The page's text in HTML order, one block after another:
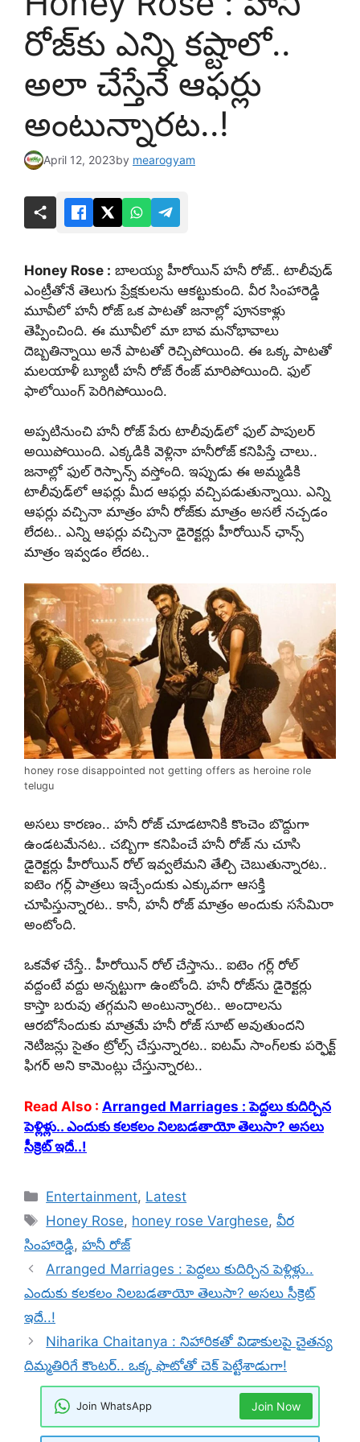
రోజ్‌కు ఎన్ని కష్టాలో..
అలా చేస్తేనే ఆఫర్లు
అంటున్నారట..!
April 12, 2023by mearogyam
Honey Rose : బాలయ్య హీరోయిన్ హనీ రోజ్‌.. టాలీవుడ్
ఎంట్రీతోనే తెలుగు ప్రేక్షకులను ఆకట్టుకుంది. వీర సింహారెడ్డి
మూవీలో హనీ రోజ్ ఒక పాటతో జనాల్లో పూనకాళ్లు
తెప్పించింది. ఈ మూవీలో మా బావ మనోభావాలు
దెబ్బతిన్నాయి అనే పాటతో రెచ్చిపోయింది. ఈ ఒక్క పాటతో
మలయాళీ బ్యూటీ హనీ రోజ్ రేంజ్ మారిపోయింది. ఫుల్
ఫాలోయింగ్ పెరిగిపోయింది.
అప్పటినుంచి హనీ రోజ్ పేరు టాలీవుడ్‌లో ఫుల్ పాపులర్
అయిపోయింది. ఎక్కడికి వెళ్లినా హనీరోజ్ కనిపిస్తే చాలు..
జనాల్లో ఫుల్ రెస్పాన్స్ వస్తోంది. ఇప్పుడు ఈ అమ్మడికి
టాలీవుడ్‌లో ఆఫర్లు మీద ఆఫర్లు వచ్చిపడుతున్నాయి. ఎన్ని
ఆఫర్లు వచ్చినా మాత్రం హనీ రోజ్‌కు మాత్రం అసలే నచ్చడం
లేదట.. ఎన్ని ఆఫర్లు వచ్చినా డైరెక్టర్లు హీరోయిన్ ఛాన్స్
మాత్రం ఇవ్వడం లేదట..
honey rose disappointed not getting offers as heroine role
telugu
అసలు కారణం.. హనీ రోజ్ చూడటానికి కొంచెం బొద్దుగా
ఉండటమేనట.. చబ్బిగా కనిపించే హనీ రోజ్ ను చూసి
డైరెక్టర్లు హీరోయిన్ రోల్ ఇవ్వలేమని తేల్చి చెబుతున్నారట..
ఐటెం గర్ల్ పాత్రలు ఇచ్చేందుకు ఎక్కువగా ఆసక్తి
చూపిస్తున్నారట.. కానీ, హనీ రోజ్ మాత్రం అందుకు ససేమిరా
అంటోంది.
ఒకవేళ చేస్తే.. హీరోయిన్ రోల్ చేస్తాను.. ఐటెం గర్ల్ రోల్
వద్దంటే వద్దు అన్నట్టుగా ఉంటోంది. హనీ రోజ్‌ను డైరెక్టర్లు
కాస్తా బరువు తగ్గమని అంటున్నారట.. అందాలను
ఆరబోసేందుకు మాత్రమే హనీ రోజ్ సూట్ అవుతుందని
నెటిజన్లు సైతం ట్రోల్స్ చేస్తున్నారట.. ఐటమ్ సాంగ్‌లకు పర్ఫెక్ట్
ఫిగర్ అని కామెంట్లు చేస్తున్నారట..
Read Also : Arranged Marriages : పెద్దలు కుదిర్చిన
పెళ్లిళ్లు.. ఎందుకు కలకలం నిలబడతాయో తెలుసా? అసలు
సీక్రెట్ ఇదే..!
Categories
Entertainment, Latest
Tags
Honey Rose, honey rose Varghese,వీర
సింహారెడ్డి, హనీ రోజ్‌
Arranged Marriages : పెద్దలు కుదిర్చిన పెళ్లిళ్లు..
ఎందుకు కలకలం నిలబడతాయో తెలుసా? అసలు సీక్రెట్
ఇదే..!
Niharika Chaitanya : నిహారికతో విడాకులపై చైతన్య
దిమ్మతిరిగే కౌంటర్.. ఒక్క ఫొటోతో చెక్ పెట్టేశాడుగా!
Join WhatsApp Join Now